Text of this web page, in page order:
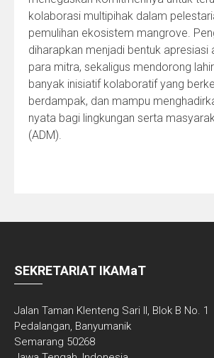
kolaborasi multipihak dalam
pemulihan ekosistem mangrove.
diharapkan menjadi bentuk apresiasi
para mitra, sekaligus mendorong
banyak inisiatif kolaboratif yang
berdampak, dan mampu
nyata bagi lingkungan serta
(ADM).
SEKRETARIAT IKAMaT
Jalan Taman Klenteng Sari II, Blok B No. 1
Pedalangan, Banyumanik
Semarang 50268